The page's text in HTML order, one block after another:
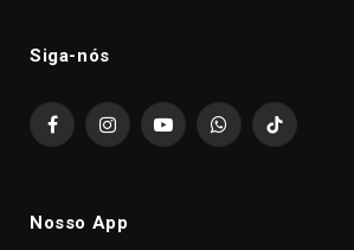
Siga-nós
FacebookInstagramYouTubeWhatsAppTikTok
Nosso App